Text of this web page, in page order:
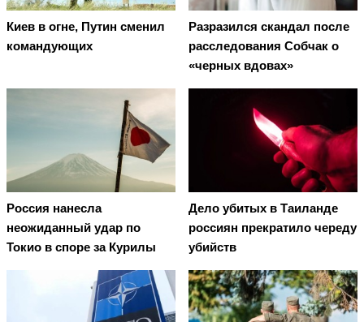
Киев в огне, Путин сменил
командующих
Разразился скандал после
расследования Собчак о
«черных вдовах»
Россия нанесла
неожиданный удар по
Токио в споре за Курилы
Дело убитых в Таиланде
россиян прекратило череду
убийств